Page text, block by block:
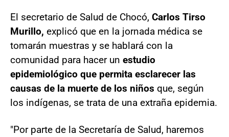
El secretario de Salud de Chocó, Carlos Tirso
Murillo, explicó que en la jornada médica se
tomarán muestras y se hablará con la
comunidad para hacer un estudio
epidemiológico que permita esclarecer las
causas de la muerte de los niños que, según
los indígenas, se trata de una extraña epidemia.
"Por parte de la Secretaría de Salud, haremos